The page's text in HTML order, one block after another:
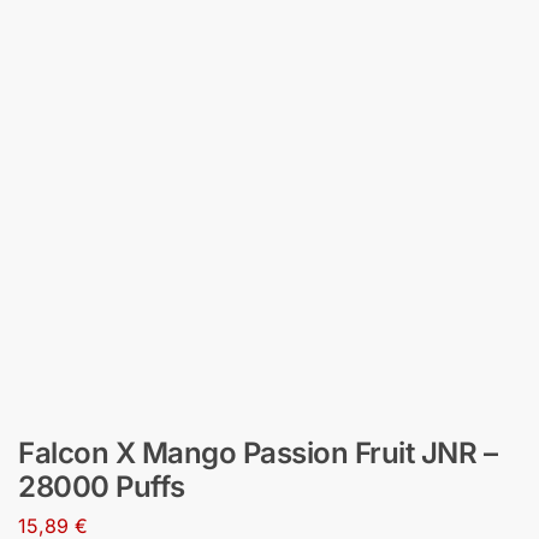
Falcon X Mango Passion Fruit JNR –
28000 Puffs
15,89 €